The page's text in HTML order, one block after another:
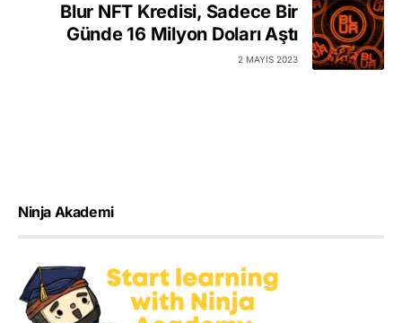
Blur NFT Kredisi, Sadece Bir
Günde 16 Milyon Doları Aştı
2 MAYIS 2023
Ninja Akademi